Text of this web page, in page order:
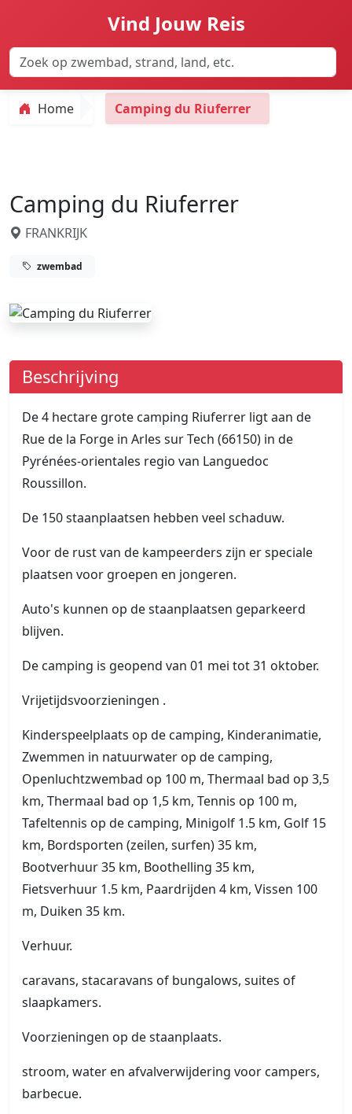
Vind Jouw Reis
Home Camping du Riuferrer
Camping du Riuferrer
FRANKRIJK
zwembad
Beschrijving
De 4 hectare grote camping Riuferrer ligt aan de
Rue de la Forge in Arles sur Tech (66150) in de
Pyrénées-orientales regio van Languedoc
Roussillon.
De 150 staanplaatsen hebben veel schaduw.
Voor de rust van de kampeerders zijn er speciale
plaatsen voor groepen en jongeren.
Auto's kunnen op de staanplaatsen geparkeerd
blijven.
De camping is geopend van 01 mei tot 31 oktober.
Vrijetijdsvoorzieningen .
Kinderspeelplaats op de camping, Kinderanimatie,
Zwemmen in natuurwater op de camping,
Openluchtzwembad op 100 m, Thermaal bad op 3,5
km, Thermaal bad op 1,5 km, Tennis op 100 m,
Tafeltennis op de camping, Minigolf 1.5 km, Golf 15
km, Bordsporten (zeilen, surfen) 35 km,
Bootverhuur 35 km, Boothelling 35 km,
Fietsverhuur 1.5 km, Paardrijden 4 km, Vissen 100
m, Duiken 35 km.
Verhuur.
caravans, stacaravans of bungalows, suites of
slaapkamers.
Voorzieningen op de staanplaats.
stroom, water en afvalverwijdering voor campers,
barbecue.